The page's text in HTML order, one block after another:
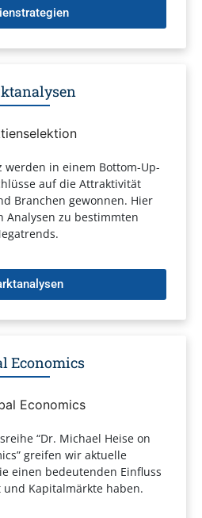
werden in einem Bottom-Up-
auf die Attraktivität
Branchen gewonnen. Hier
Analysen zu bestimmten
Economics
“Dr. Michael Heise on
greifen wir aktuelle
einen bedeutenden Einfluss
Kapitalmärkte haben.